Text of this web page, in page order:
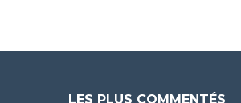
LES PLUS COMMENTÉS